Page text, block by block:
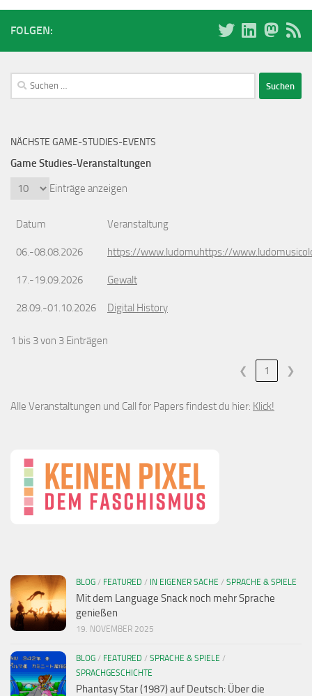
FOLGEN:
Suchen
nach:
NÄCHSTE GAME-STUDIES-EVENTS
Game Studies-Veranstaltungen
Einträge anzeigen
Datum Veranstaltung
06.-08.08.2026 https://www.ludomuhttps://
17.-19.09.2026 Gewalt
28.09.-01.10.2026 Digital History
1 bis 3 von 3 Einträgen
❮ 1 ❯
Alle Veranstaltungen und Call for Papers findest du hier: Klick!
BLOG / FEATURED / IN EIGENER SACHE / SPRACHE & SPIELE
Mit dem Language Snack noch mehr Sprache
genießen
19. NOVEMBER 2025
BLOG / FEATURED / SPRACHE & SPIELE /
SPRACHGESCHICHTE
Phantasy Star (1987) auf Deutsch: Über die